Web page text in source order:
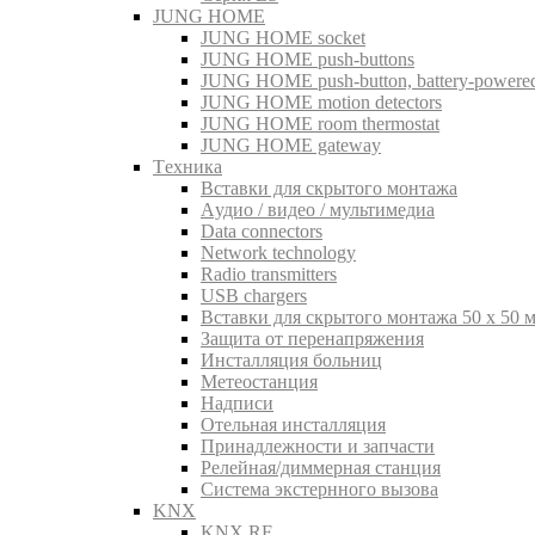
JUNG HOME
JUNG HOME socket
JUNG HOME push-buttons
JUNG HOME push-button, battery-
JUNG HOME motion detectors
JUNG HOME room thermostat
JUNG HOME gateway
Tехника
Вставки для скрытого монтажа
Aудио / видео / мультимедиа
Data connectors
Network technology
Radio transmitters
USB chargers
Вставки для скрытого монтажа 50 x 50
Защита от перенапряжения
Инсталляция больниц
Метеостанция
Надписи
Отельная инсталляция
Принадлежности и запчасти
Релейная/диммерная станция
Система экстернного вызова
KNX